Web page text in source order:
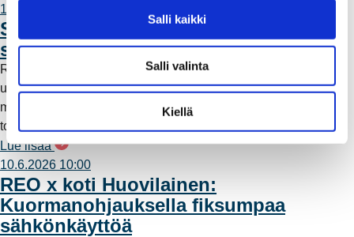
v
a
l
i
n
t
a
Salli kaikki
Salli valinta
Kiellä
11.6.2026 12:00
Säävarma sähköverkko rakentuu
saaristoon
Rauman Energia on vahvistanut saariston sähköverkkoa
uudella maa- ja merikaapeliyhteydellä. Työn myötä alueelle
muodostuu rengasverkkoyhteys, joka parantaa sähkönjakelun
toimintavarmuutta ja vähentää myrskyille alttiita ilmalinjoja.
Lue lisää
10.6.2026 10:00
REO x koti Huovilainen:
Kuormanohjauksella fiksumpaa
sähkönkäyttöä